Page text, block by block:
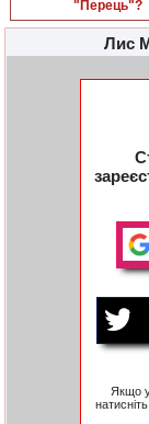
"Перець"?
Лис
Якщо